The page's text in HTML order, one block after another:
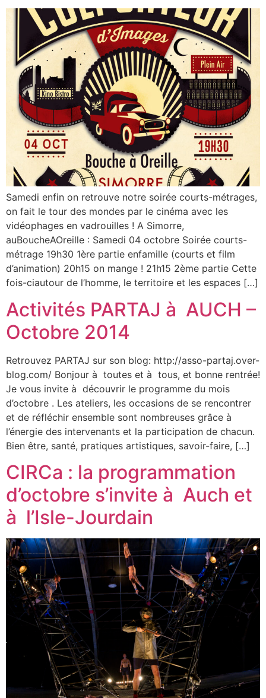
Samedi enfin on retrouve notre soirée courts-métrages,
on fait le tour des mondes par le cinéma avec les
vidéophages en vadrouilles ! A Simorre,
auBoucheAOreille : Samedi 04 octobre Soirée courts-
métrage 19h30 1ère partie enfamille (courts et film
d’animation) 20h15 on mange ! 21h15 2ème partie Cette
fois-ciautour de l’homme, le territoire et les espaces […]
Activités PARTAJ à AUCH –
Octobre 2014
Retrouvez PARTAJ sur son blog: http://asso-partaj.over-
blog.com/ Bonjour à toutes et à tous, et bonne rentrée!
Je vous invite à découvrir le programme du mois
d’octobre . Les ateliers, les occasions de se rencontrer
et de réfléchir ensemble sont nombreuses grâce à
l’énergie des intervenants et la participation de chacun.
Bien être, santé, pratiques artistiques, savoir-faire, […]
CIRCa : la programmation
d’octobre s’invite à Auch et
à l’Isle-Jourdain